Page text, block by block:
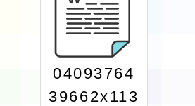
04093764
39662x113